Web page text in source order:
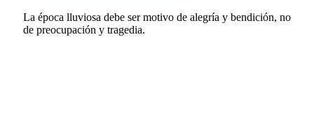
La época lluviosa debe ser motivo de alegría y bendición, no
de preocupación y tragedia.